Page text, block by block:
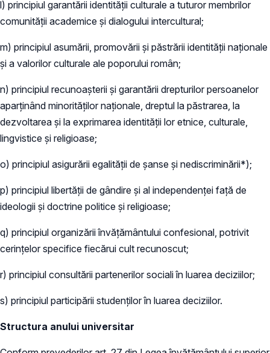
l) principiul garantării identităţii culturale a tuturor membrilor
comunităţii academice şi dialogului intercultural;
m) principiul asumării, promovării şi păstrării identităţii naţionale
şi a valorilor culturale ale poporului român;
n) principiul recunoaşterii şi garantării drepturilor persoanelor
aparţinând minorităţilor naţionale, dreptul la păstrarea, la
dezvoltarea şi la exprimarea identităţii lor etnice, culturale,
lingvistice şi religioase;
o) principiul asigurării egalităţii de şanse şi nediscriminării*);
p) principiul libertăţii de gândire şi al independenţei faţă de
ideologii şi doctrine politice şi religioase;
q) principiul organizării învăţământului confesional, potrivit
cerinţelor specifice fiecărui cult recunoscut;
r) principiul consultării partenerilor sociali în luarea deciziilor;
s) principiul participării studenţilor în luarea deciziilor.
Structura anului universitar